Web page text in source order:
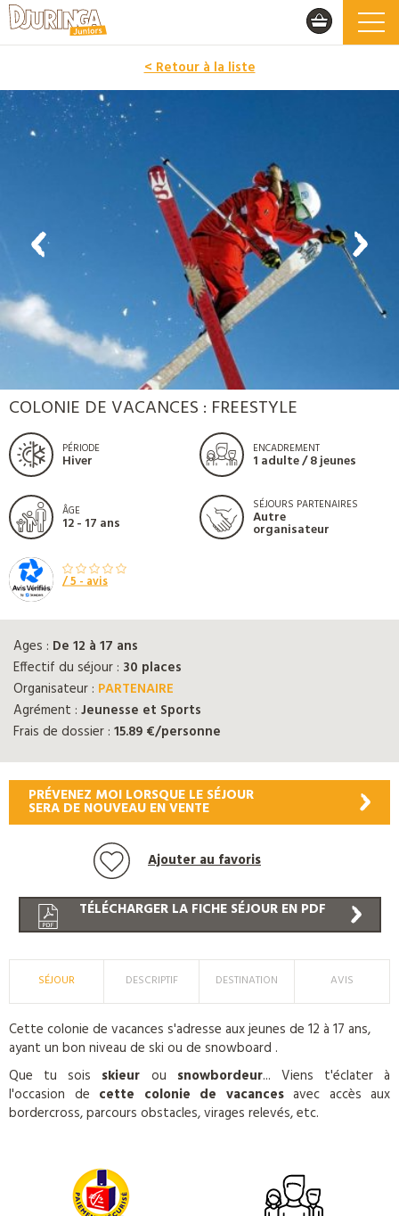
< Retour à la liste
COLONIE DE VACANCES : FREESTYLE
PÉRIODE
Hiver
ENCADREMENT
1 adulte / 8 jeunes
ÂGE
12 - 17 ans
SÉJOURS PARTENAIRES
Autre
organisateur
/ 5 -avis
Ages : De 12 à 17 ans
Effectif du séjour : 30 places
Organisateur : PARTENAIRE
Agrément : Jeunesse et Sports
Frais de dossier : 15.89 €/personne
PRÉVENEZ MOI LORSQUE LE SÉJOUR
SERA DE NOUVEAU EN VENTE
Ajouter au favoris
TÉLÉCHARGER LA FICHE SÉJOUR EN PDF
SÉJOUR DESCRIPTIF DESTINATION AVIS
Cette colonie de vacances s'adresse aux jeunes de 12 à 17 ans,
ayant un bon niveau de ski ou de snowboard .
Que tu sois skieur ou snowbordeur... Viens t'éclater à
l'occasion de cette colonie de vacancesavec accès aux
bordercross, parcours obstacles, virages relevés, etc.